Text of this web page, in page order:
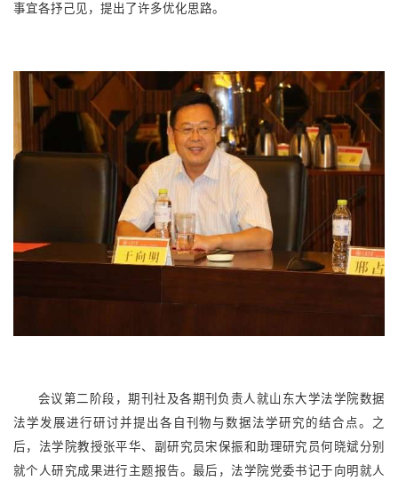
事宜各抒己见，提出了许多优化思路。
会议第二阶段，期刊社及各期刊负责人就山东大学法学院数据
法学发展进行研讨并提出各自刊物与数据法学研究的结合点。之
后，法学院教授张平华、副研究员宋保振和助理研究员何晓斌分别
就个人研究成果进行主题报告。最后，法学院党委书记于向明就人